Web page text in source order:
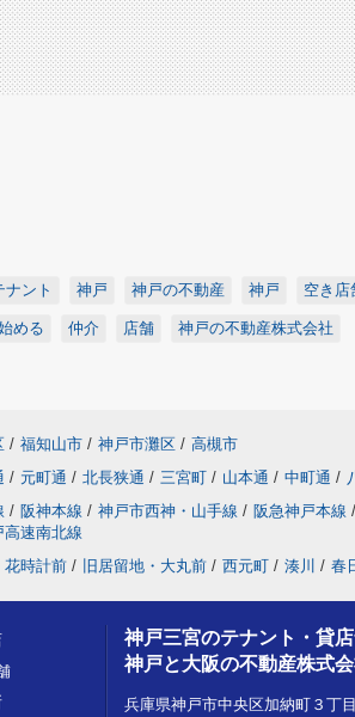
ナント 神戸 神戸の不動産 神戸 空き店
める 仲介 店舗 神戸の不動産株式会社
/ 福知山市 / 神戸市灘区 / 高槻市
/ 元町通 / 北長狭通 / 三宮町 / 山本通 / 中町通 /
/ 阪神本線 / 神戸市西神・山手線 / 阪急神戸本線 /
高速南北線
花時計前 / 旧居留地・大丸前 / 西元町 / 湊川 / 春
神戸三宮のテナント・貸
神戸と大阪の不動産株式
兵庫県神戸市中央区加納町３丁